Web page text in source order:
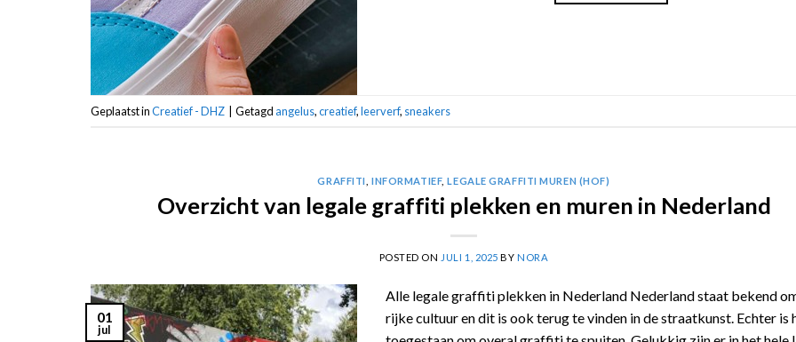
Geplaatst inCreatief - DHZ Getagdangelus,creatief,leerverf, sneakers
GRAFFITI ,INFORMATIEF,LEGALE GRAFFITI MUREN (HOF)
Overzicht van legale graffiti plekken en muren in Nederland
POSTED ON JULI 1, 2025 BYNORA
01
jul
Alle legale graffiti plekken in Nederland Nederland staat bekend
rijke cultuur en dit is ook terug te vinden in de straatkunst. Echter is